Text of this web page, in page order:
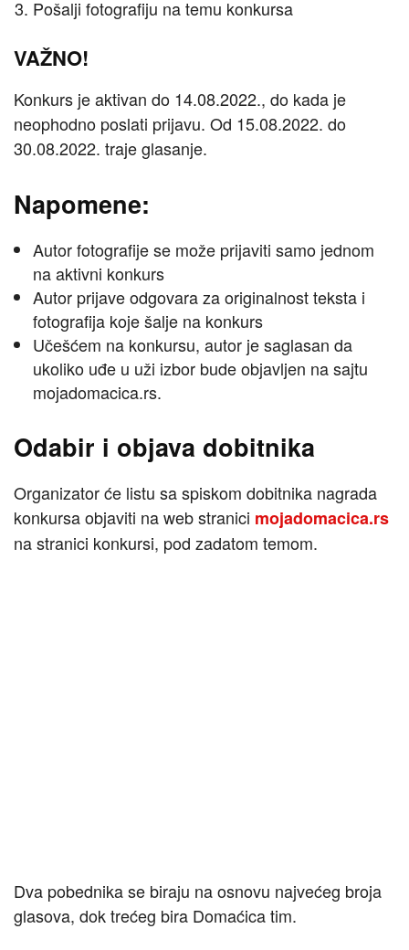
Pošalji fotografiju na temu konkursa
VAŽNO!
Konkurs je aktivan do 14.08.2022., do kada je
neophodno poslati prijavu. Od 15.08.2022. do
30.08.2022. traje glasanje.
Napomene:
Autor fotografije se može prijaviti samo jednom
na aktivni konkurs
Autor prijave odgovara za originalnost teksta i
fotografija koje šalje na konkurs
Učešćem na konkursu, autor je saglasan da
ukoliko uđe u uži izbor bude objavljen na sajtu
mojadomacica.rs.
Odabir i objava dobitnika
Organizator će listu sa spiskom dobitnika nagrada
konkursa objaviti na web stranici mojadomacica.rs
na stranici konkursi, pod zadatom temom.
Dva pobednika se biraju na osnovu najvećeg broja
glasova, dok trećeg bira Domaćica tim.